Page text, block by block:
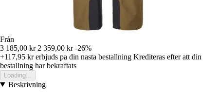
Från
3 185,00 kr 2 359,00 kr -26%
+117,95 krerbjuds pa din nasta bestallning Krediteras efter att din
bestallning har bekraftats
Loading...
Beskrivning